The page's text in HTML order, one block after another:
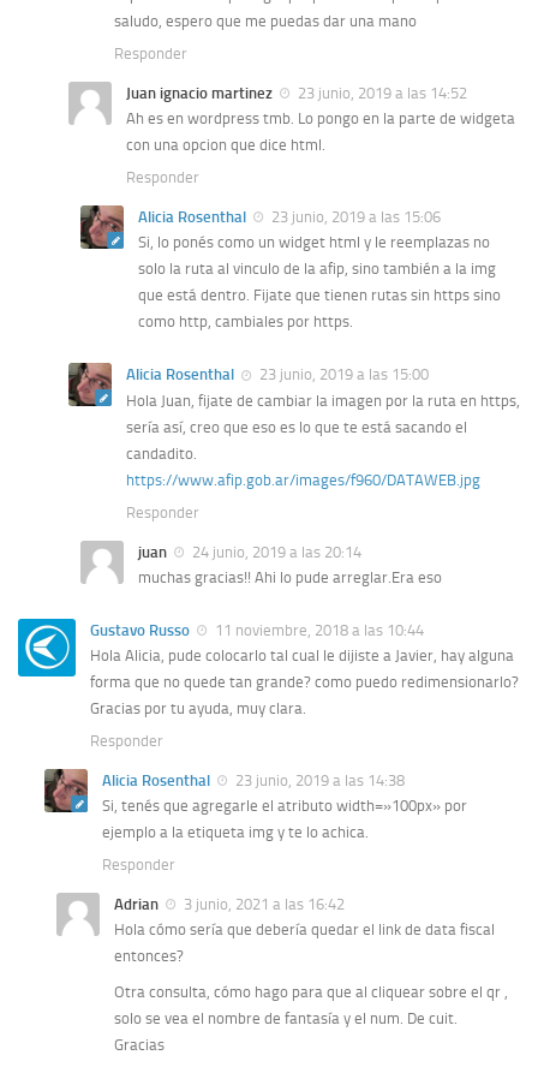
saludo, espero que me puedas dar una mano
Responder
Juan ignacio martinez
23 junio, 2019 a las 14:52
Ah es en wordpress tmb. Lo pongo en la parte de widgeta
con una opcion que dice html.
Responder
Alicia Rosenthal
23 junio, 2019 a las 15:06
Si, lo ponés como un widget html y le reemplazas no
solo la ruta al vinculo de la afip, sino también a la img
que está dentro. Fijate que tienen rutas sin https sino
como http, cambiales por https.
Alicia Rosenthal
23 junio, 2019 a las 15:00
Hola Juan, fijate de cambiar la imagen por la ruta en https,
sería así, creo que eso es lo que te está sacando el
candadito.
https://www.afip.gob.ar/images/f960/DATAWEB.jpg
Responder
juan
24 junio, 2019 a las 20:14
muchas gracias!! Ahi lo pude arreglar.Era eso
Gustavo Russo
11 noviembre, 2018 a las 10:44
Hola Alicia, pude colocarlo tal cual le dijiste a Javier, hay alguna
forma que no quede tan grande? como puedo redimensionarlo?
Gracias por tu ayuda, muy clara.
Responder
Alicia Rosenthal
23 junio, 2019 a las 14:38
Si, tenés que agregarle el atributo width=»100px» por
ejemplo a la etiqueta img y te lo achica.
Responder
Adrian
3 junio, 2021 a las 16:42
Hola cómo sería que debería quedar el link de data fiscal
entonces?
Otra consulta, cómo hago para que al cliquear sobre el qr ,
solo se vea el nombre de fantasía y el num. De cuit.
Gracias